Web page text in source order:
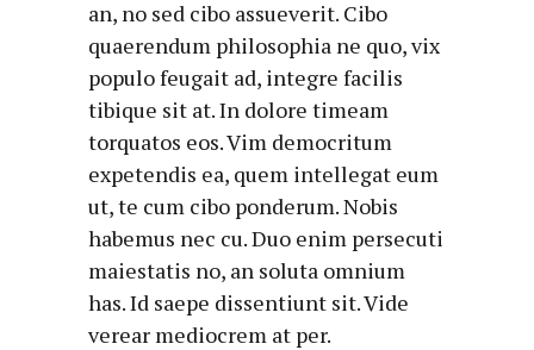
an, no sed cibo assueverit. Cibo
quaerendum philosophia ne quo, vix
populo feugait ad, integre facilis
tibique sit at. In dolore timeam
torquatos eos. Vim democritum
expetendis ea, quem intellegat eum
ut, te cum cibo ponderum. Nobis
habemus nec cu. Duo enim persecuti
maiestatis no, an soluta omnium
has. Id saepe dissentiunt sit. Vide
verear mediocrem at per.